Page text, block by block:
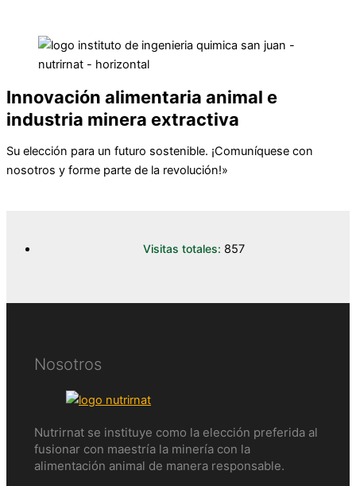
Innovación alimentaria animal e
industria minera extractiva
Su elección para un futuro sostenible. ¡Comuníquese con
nosotros y forme parte de la revolución!»
Visitas totales: 857
Nosotros
Nutrirnat se instituye como la elección preferida al
fusionar con maestría la minería con la
alimentación animal de manera responsable.